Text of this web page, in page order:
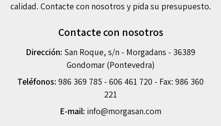
calidad. Contacte con nosotros y pida su presupuesto.
Contacte con nosotros
Dirección: San Roque, s/n - Morgadans - 36389
Gondomar (Pontevedra)
Teléfonos: 986 369 785 - 606 461 720 - Fax: 986 360
221
E-mail: info@morgasan.com